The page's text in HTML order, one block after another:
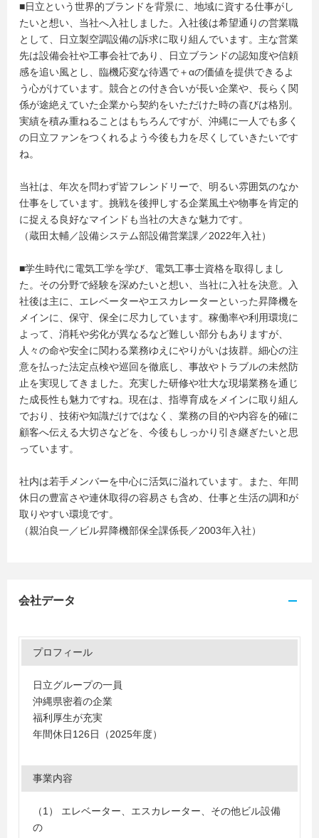
■日立という世界的ブランドを背景に、地域に資する仕事がし
たいと想い、当社へ入社しました。入社後は希望通りの営業職
として、日立製空調設備の訴求に取り組んでいます。主な営業
先は設備会社や工事会社であり、日立ブランドの認知度や信頼
感を追い風とし、臨機応変な待遇で＋αの価値を提供できるよ
う心がけています。競合との付き合いが長い企業や、長らく関
係が途絶えていた企業から契約をいただけた時の喜びは格別。
実績を積み重ねることはもちろんですが、沖縄に一人でも多く
の日立ファンをつくれるよう今後も力を尽くしていきたいです
ね。
当社は、年次を問わず皆フレンドリーで、明るい雰囲気のなか
仕事をしています。挑戦を後押しする企業風土や物事を肯定的
に捉える良好なマインドも当社の大きな魅力です。
（蔵田太輔／設備システム部設備営業課／2022年入社）
■学生時代に電気工学を学び、電気工事士資格を取得しまし
た。その分野で経験を深めたいと想い、当社に入社を決意。入
社後は主に、エレベーターやエスカレーターといった昇降機を
メインに、保守、保全に尽力しています。稼働率や利用環境に
よって、消耗や劣化が異なるなど難しい部分もありますが、
人々の命や安全に関わる業務ゆえにやりがいは抜群。細心の注
意を払った法定点検や巡回を徹底し、事故やトラブルの未然防
止を実現してきました。充実した研修や壮大な現場業務を通じ
た成長性も魅力ですね。現在は、指導育成をメインに取り組ん
でおり、技術や知識だけではなく、業務の目的や内容を的確に
顧客へ伝える大切さなどを、今後もしっかり引き継ぎたいと思
っています。
社内は若手メンバーを中心に活気に溢れています。また、年間
休日の豊富さや連休取得の容易さも含め、仕事と生活の調和が
取りやすい環境です。
（親泊良一／ビル昇降機部保全課係長／2003年入社）
会社データ
プロフィール
日立グループの一員
沖縄県密着の企業
福利厚生が充実
年間休日126日（2025年度）
事業内容
（1） エレベーター、エスカレーター、その他ビル設備
の